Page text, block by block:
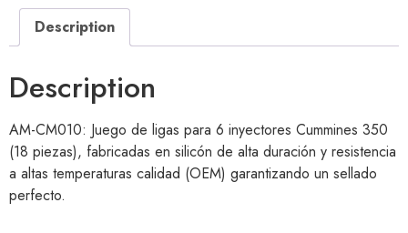
Description
Description
AM-CM010: Juego de ligas para 6 inyectores Cummines 350
(18 piezas), fabricadas en silicón de alta duración y resistencia
a altas temperaturas calidad (OEM) garantizando un sellado
perfecto.